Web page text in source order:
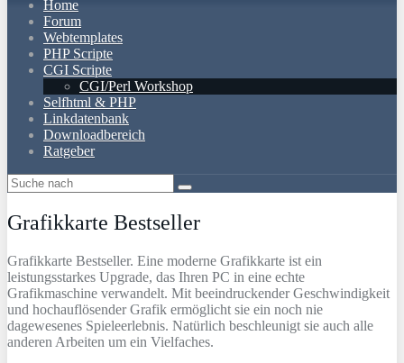
Home
Forum
Webtemplates
PHP Scripte
CGI Scripte
CGI/Perl Workshop
Selfhtml & PHP
Linkdatenbank
Downloadbereich
Ratgeber
Grafikkarte Bestseller
Grafikkarte Bestseller. Eine moderne Grafikkarte ist ein
leistungsstarkes Upgrade, das Ihren PC in eine echte
Grafikmaschine verwandelt. Mit beeindruckender Geschwindigkeit
und hochauflösender Grafik ermöglicht sie ein noch nie
dagewesenes Spieleerlebnis. Natürlich beschleunigt sie auch alle
anderen Arbeiten um ein Vielfaches.